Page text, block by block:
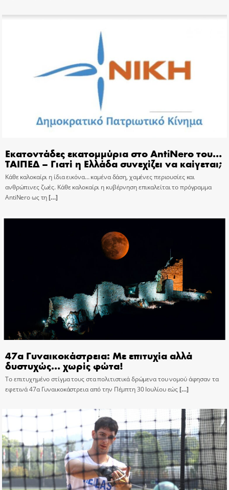
Εκατοντάδες εκατομμύρια στο AntiNero του…
ΤΑΙΠΕΔ – Γιατί η Ελλάδα συνεχίζει να καίγεται;
Κάθε καλοκαίρι η ίδια εικόνα… καμένα δάση, χαμένες περιουσίες και
ανθρώπινες ζωές. Κάθε καλοκαίρι η κυβέρνηση επικαλείται το πρόγραμμα
AntiNero ως τη[…]
47α Γυναικοκάστρεια: Με επιτυχία αλλά
δυστυχώς… χωρίς φώτα!
Το επιτυχημένο στίγμα τους στα πολιτιστικά δρώμενα του νομού άφησαν τα
εφετινά 47α Γυναικοκάστρεια από την Πέμπτη 30 Ιουλίου εώς[…]